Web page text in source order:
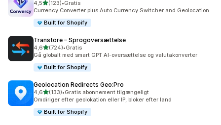
4,5ud af 5 stjerner
(123)
123 anmeldelser i alt
•Gratis
Currency Converter plus Auto Currency Switcher and Geolocation
Built for Shopify
Transtore – Sprogoversættelse
4,6ud af 5 stjerner
(724)
724 anmeldelser i alt
•Gratis
Gå globalt med smart GPT AI-oversættelse og valutakonverter
Built for Shopify
Geolocation Redirects Geo:Pro
4,6ud af 5 stjerner
(133)
133 anmeldelser i alt
•Gratis abonnement tilgængeligt
Omdiriger efter geolokation eller IP, bloker efter land
Built for Shopify